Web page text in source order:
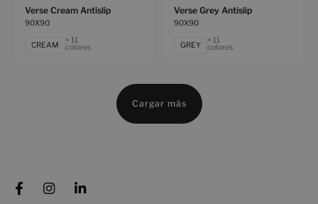
Verse Cream Antislip
90X90
CREAM
+ 11
colores
Verse Grey Antislip
90X90
GREY
+ 11
colores
Cargar más